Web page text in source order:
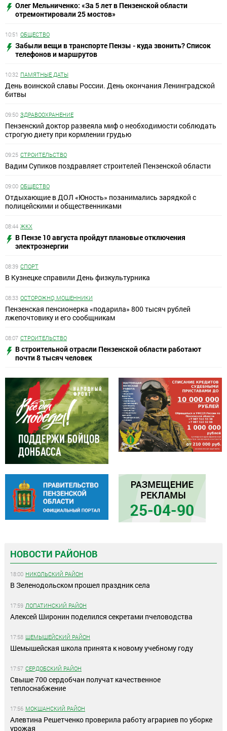
Олег Мельниченко: «За 5 лет в Пензенской области
отремонтировали 25 мостов»
10:51 ОБЩЕСТВО
Забыли вещи в транспорте Пензы - куда звонить? Список
телефонов и маршрутов
10:32 ПАМЯТНЫЕ ДАТЫ
День воинской славы России. День окончания Ленинградской
битвы
09:50 ЗДРАВООХРАНЕНИЕ
Пензенский доктор развеяла миф о необходимости соблюдать
строгую диету при кормлении грудью
09:25 СТРОИТЕЛЬСТВО
Вадим Супиков поздравляет строителей Пензенской области
09:00 ОБЩЕСТВО
Отдыхающие в ДОЛ «Юность» позанимались зарядкой с
полицейскими и общественниками
08:44 ЖКХ
В Пензе 10 августа пройдут плановые отключения
электроэнергии
08:39 СПОРТ
В Кузнецке справили День физкультурника
08:33 ОСТОРОЖНО, МОШЕННИКИ
Пензенская пенсионерка «подарила» 800 тысяч рублей
лжепочтовику и его сообщникам
08:07 СТРОИТЕЛЬСТВО
В строительной отрасли Пензенской области работают
почти 8 тысяч человек
НОВОСТИ РАЙОНОВ
18:00 НИКОЛЬСКИЙ РАЙОН
В Зеленодольском прошел праздник села
17:59 ЛОПАТИНСКИЙ РАЙОН
Алексей Широнин поделился секретами пчеловодства
17:58 ШЕМЫШЕЙСКИЙ РАЙОН
Шемышейская школа принята к новому учебному году
17:57 СЕРДОБСКИЙ РАЙОН
Свыше 700 сердобчан получат качественное
теплоснабжение
17:56 МОКШАНСКИЙ РАЙОН
Алевтина Решетченко проверила работу аграриев по уборке
урожая